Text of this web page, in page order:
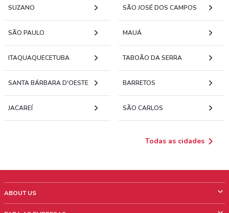
SUZANO SÃO JOSÉ DOS CAMPOS
SÃO PAULO MAUÁ
ITAQUAQUECETUBA TABOÃO DA SERRA
SANTA BÁRBARA D'OESTE BARRETOS
JACAREÍ SÃO CARLOS
Todas as cidades
ABOUT US